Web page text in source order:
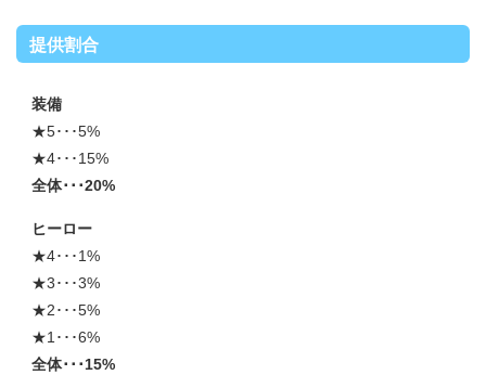
提供割合
装備
★5･･･5%
★4･･･15%
全体･･･20%
ヒーロー
★4･･･1%
★3･･･3%
★2･･･5%
★1･･･6%
全体･･･15%